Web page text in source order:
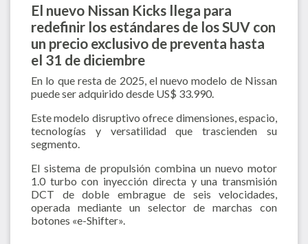
El nuevo Nissan Kicks llega para
redefinir los estándares de los SUV con
un precio exclusivo de preventa hasta
el 31 de diciembre
En lo que resta de 2025, el nuevo modelo de Nissan
puede ser adquirido desde US$ 33.990.
Este modelo disruptivo ofrece dimensiones, espacio,
tecnologías y versatilidad que trascienden su
segmento.
El sistema de propulsión combina un nuevo motor
1.0 turbo con inyección directa y una transmisión
DCT de doble embrague de seis velocidades,
operada mediante un selector de marchas con
botones «e-Shifter».